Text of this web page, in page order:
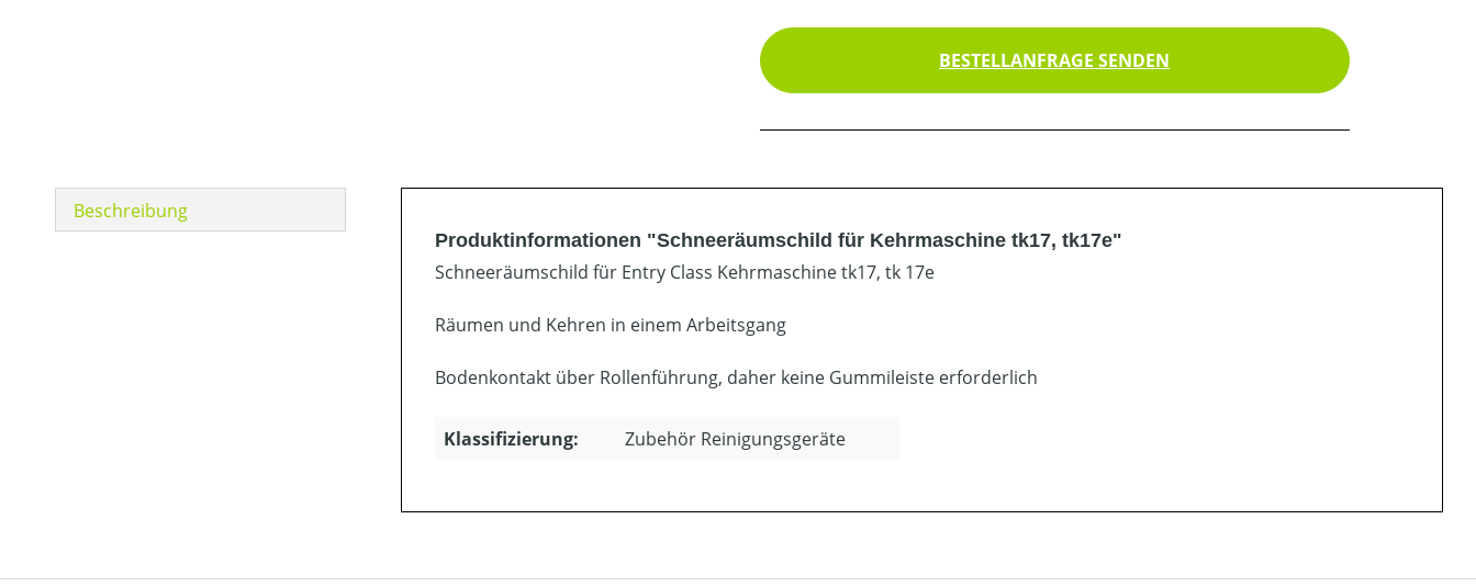
BESTELLANFRAGE SENDEN
Beschreibung
Produktinformationen "Schneeräumschild für Kehrmaschine tk17, tk17e"
Schneeräumschild für Entry Class Kehrmaschine tk17, tk 17e
Räumen und Kehren in einem Arbeitsgang
Bodenkontakt über Rollenführung, daher keine Gummileiste erforderlich
Klassifizierung: Zubehör Reinigungsgeräte